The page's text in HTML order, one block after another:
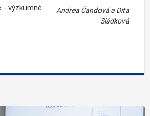
- výzkumné
Andrea Čandová a Dita
Sládková